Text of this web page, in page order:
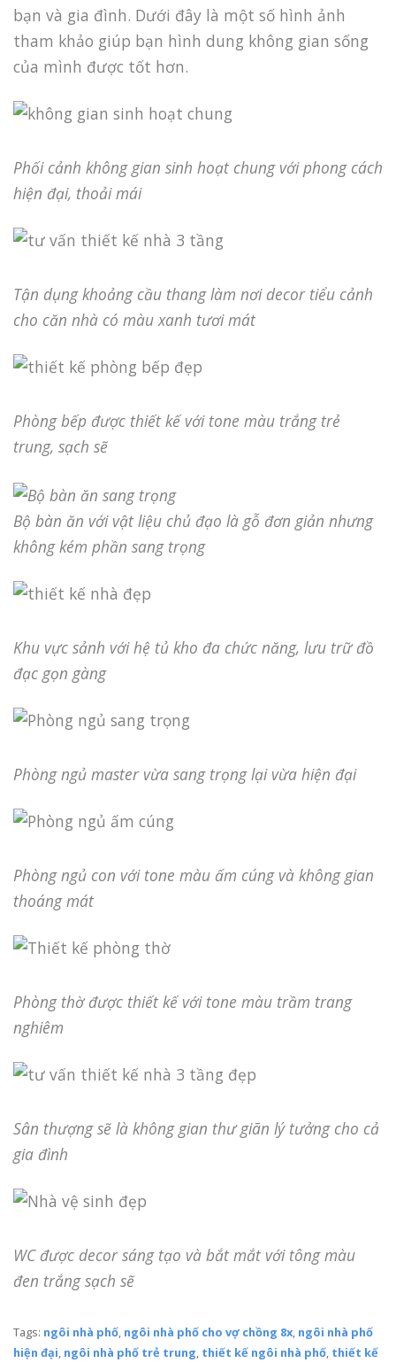
bạn và gia đình. Dưới đây là một số hình ảnh
tham khảo giúp bạn hình dung không gian sống
của mình được tốt hơn.
Phối cảnh không gian sinh hoạt chung với phong cách
hiện đại, thoải mái
Tận dụng khoảng cầu thang làm nơi decor tiểu cảnh
cho căn nhà có màu xanh tươi mát
Phòng bếp được thiết kế với tone màu trắng trẻ
trung, sạch sẽ
Bộ bàn ăn với vật liệu chủ đạo là gỗ đơn giản nhưng
không kém phần sang trọng
Khu vực sảnh với hệ tủ kho đa chức năng, lưu trữ đồ
đạc gọn gàng
Phòng ngủ master vừa sang trọng lại vừa hiện đại
Phòng ngủ con với tone màu ấm cúng và không gian
thoáng mát
Phòng thờ được thiết kế với tone màu trầm trang
nghiêm
Sân thượng sẽ là không gian thư giãn lý tưởng cho cả
gia đình
WC được decor sáng tạo và bắt mắt với tông màu
đen trắng sạch sẽ
Tags: ngôi nhà phố, ngôi nhà phố cho vợ chồng 8x, ngôi nhà phố
hiện đại, ngôi nhà phố trẻ trung, thiết kế ngôi nhà phố, thiết kế